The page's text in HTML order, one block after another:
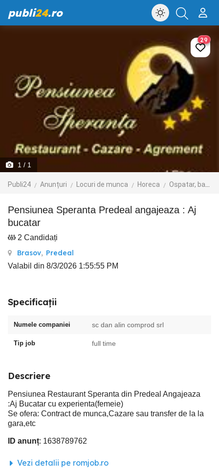
publi24.ro
1 / 1
Publi24 Anunțuri Locuri de munca Horeca Ospatar, barman, sef de sala
29
Pensiunea Speranta Predeal angajeaza : Aj
bucatar
2 Candidați
Brasov, Predeal
Valabil din 8/3/2026 1:55:55 PM
Specificații
Numele companiei sc dan alin comprod srl
Tip job full time
Descriere
Pensiunea Restaurant Speranta din Predeal Angajeaza
:Aj Bucatar cu experienta(femeie)
Se ofera: Contract de munca,Cazare sau transfer de la la
gara,etc
ID anunț: 1638789762
Vezi detalii pe romjob.ro